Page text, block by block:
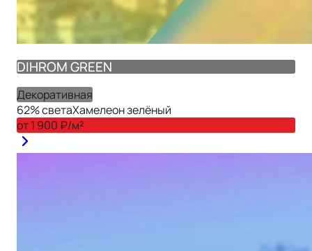
DIHROM GREEN
Декоративная
62% светаХамелеон зелёный
от1 900 ₽/м²